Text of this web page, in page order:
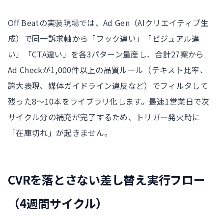
Off Beatの実装現場では、Ad Gen（AIクリエイティブ生
成）で同一訴求軸から「フック違い」「ビジュアル違
い」「CTA違い」を各3パターン量産し、合計27案から
Ad Checkが1,000件以上の品質ルール（テキスト比率、
誇大表現、媒体ガイドライン違反など）でフィルタして
残った8〜10本をライブラリ化します。最速1営業日で次
サイクル分の補充が完了するため、トリガー発火時に
「在庫切れ」が起きません。
CVRを落とさない差し替え実行フロー
（4週間サイクル）